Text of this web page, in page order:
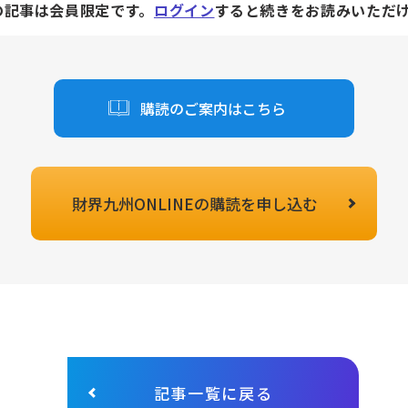
事は会員限定です。 ログインすると続きをお読みいただ
購読のご案内はこちら
財界九州ONLINEの購読を申し込む
記事一覧に戻る